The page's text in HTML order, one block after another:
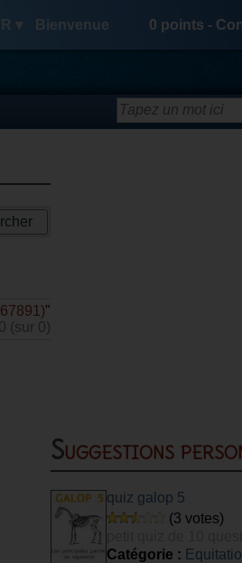
▾ Bienvenue 0 points -
"
(sur 0)
Suggestions
quiz galop 5
(3 votes)
PARTIE son galop 5
Catégorie :